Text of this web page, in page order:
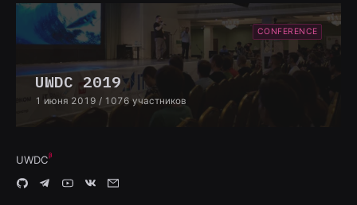
CONFERENCE
UWDC 2019
1 июня 2019 / 1076 участников
UWDC